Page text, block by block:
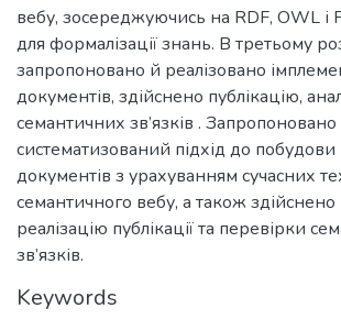
вебу, зосереджуючись на RDF, OWL і
для формалізації знань. В третьому
запропоновано й реалізовано
документів, здійснено публікацію,
семантичних зв’язків . Запропоновано
систематизований підхід до
документів з урахуванням сучасних
семантичного вебу, а також
реалізацію публікації та перевірки
зв’язків.
Keywords